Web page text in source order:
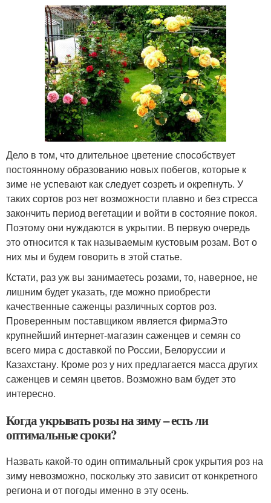
Дело в том, что длительное цветение способствует
постоянному образованию новых побегов, которые к
зиме не успевают как следует созреть и окрепнуть. У
таких сортов роз нет возможности плавно и без стресса
закончить период вегетации и войти в состояние покоя.
Поэтому они нуждаются в укрытии. В первую очередь
это относится к так называемым кустовым розам. Вот о
них мы и будем говорить в этой статье.
Кстати, раз уж вы занимаетесь розами, то, наверное, не
лишним будет указать, где можно приобрести
качественные саженцы различных сортов роз.
Проверенным поставщиком является фирмаЭто
крупнейший интернет-магазин саженцев и семян со
всего мира с доставкой по России, Белоруссии и
Казахстану. Кроме роз у них предлагается масса других
саженцев и семян цветов. Возможно вам будет это
интересно.
Когда укрывать розы на зиму – есть ли
оптимальные сроки?
Назвать какой-то один оптимальный срок укрытия роз на
зиму невозможно, поскольку это зависит от конкретного
региона и от погоды именно в эту осень.